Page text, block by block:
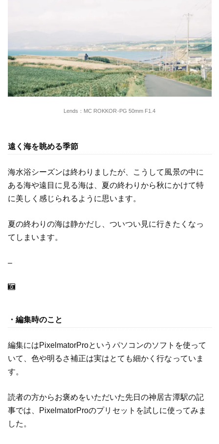
Lends：MC ROKKOR-PG 50mm F1.4
遠く海を眺める季節
海水浴シーズンは終わりましたが、こうして風景の中に
ある海や遠目に見る海は、夏の終わりから秋にかけて特
に美しく感じられるように思います。
夏の終わりの海は静かだし、ついつい見に行きたくなっ
てしまいます。
–
・ 編集時のこと
編集にはPixelmatorProというパソコンのソフトを使って
いて、色や明るさ補正は実はとても細かく行なっていま
す。
読者の方からお褒めをいただいた先日の神居古潭駅の記
事では、PixelmatorProのプリセットを試しに使ってみま
した。